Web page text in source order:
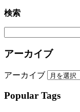
検索
アーカイブ
アーカイブ
Popular Tags